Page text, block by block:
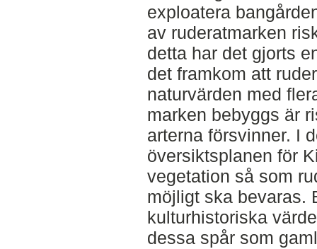
exploatera
av ruderatmarken
detta har det gjorts
det framkom att
naturvärden med
marken bebyggs är
arterna försvinner. I
översiktsplanen för
vegetation så som
möjligt ska bevaras.
kulturhistoriska
dessa spår som